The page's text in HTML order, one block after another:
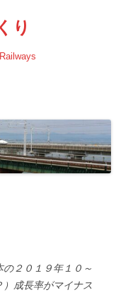
り
２０１９年１０～
）成長率がマイナス